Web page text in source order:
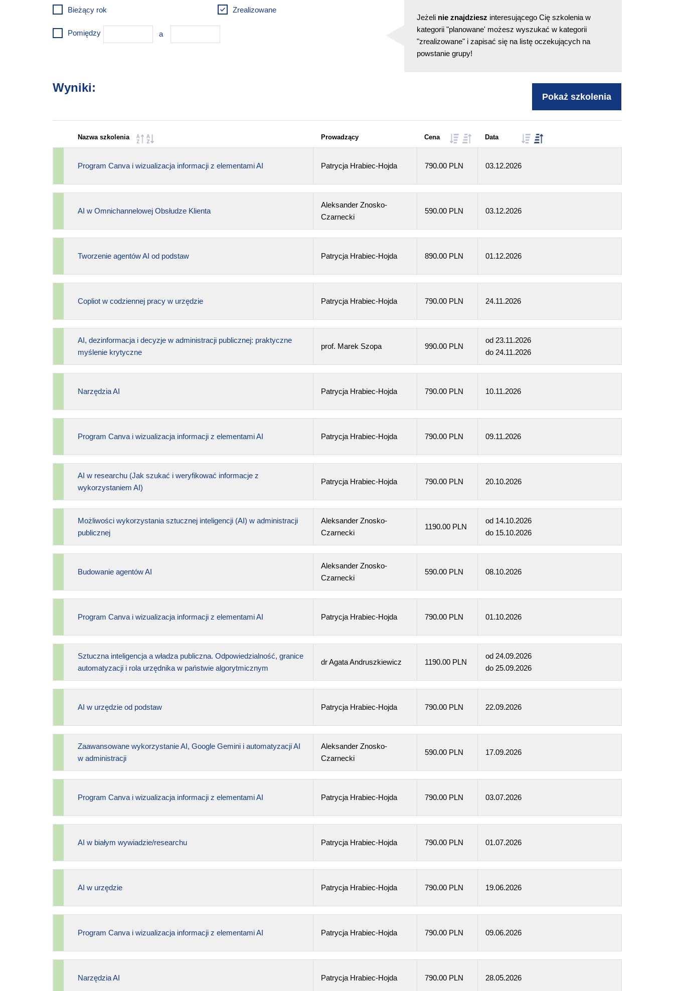
Pomiędzy
Bieżący rok
Zrealizowane
Jeżeli nie znajdziesz interesującego Cię szkolenia w
kategorii "planowane' możesz wyszukać w kategorii
"zrealizowane" i zapisać się na listę oczekujących na
powstanie grupy!
Wyniki:
Nazwa szkolenia Prowadzący Cena Data
Program Canva i wizualizacja informacji z elementami AI Patrycja Hrabiec-Hojda 790.00 PLN 03.12.2026
AI w Omnichannelowej Obsłudze Klienta
Aleksander Znosko-
Czarnecki
590.00 PLN 03.12.2026
Tworzenie agentów AI od podstaw Patrycja Hrabiec-Hojda 890.00 PLN 01.12.2026
Copliot w codziennej pracy w urzędzie Patrycja Hrabiec-Hojda 790.00 PLN 24.11.2026
AI, dezinformacja i decyzje w administracji publicznej: praktyczne
myślenie krytyczne
prof. Marek Szopa 990.00 PLN
od 23.11.2026
do 24.11.2026
Narzędzia AI Patrycja Hrabiec-Hojda 790.00 PLN 10.11.2026
Program Canva i wizualizacja informacji z elementami AI Patrycja Hrabiec-Hojda 790.00 PLN 09.11.2026
AI w researchu (Jak szukać i weryfikować informacje z
wykorzystaniem AI)
Patrycja Hrabiec-Hojda 790.00 PLN 20.10.2026
Możliwości wykorzystania sztucznej inteligencji (AI) w administracji
publicznej
Aleksander Znosko-
Czarnecki
1190.00 PLN
od 14.10.2026
do 15.10.2026
Budowanie agentów AI
Aleksander Znosko-
Czarnecki
590.00 PLN 08.10.2026
Program Canva i wizualizacja informacji z elementami AI Patrycja Hrabiec-Hojda 790.00 PLN 01.10.2026
Sztuczna inteligencja a władza publiczna. Odpowiedzialność, granice
automatyzacji i rola urzędnika w państwie algorytmicznym
dr Agata Andruszkiewicz 1190.00 PLN
od 24.09.2026
do 25.09.2026
AI w urzędzie od podstaw Patrycja Hrabiec-Hojda 790.00 PLN 22.09.2026
Zaawansowane wykorzystanie AI, Google Gemini i automatyzacji AI
w administracji
Aleksander Znosko-
Czarnecki
590.00 PLN 17.09.2026
Program Canva i wizualizacja informacji z elementami AI Patrycja Hrabiec-Hojda 790.00 PLN 03.07.2026
AI w białym wywiadzie/researchu Patrycja Hrabiec-Hojda 790.00 PLN 01.07.2026
AI w urzędzie Patrycja Hrabiec-Hojda 790.00 PLN 19.06.2026
Program Canva i wizualizacja informacji z elementami AI Patrycja Hrabiec-Hojda 790.00 PLN 09.06.2026
Narzędzia AI Patrycja Hrabiec-Hojda 790.00 PLN 28.05.2026